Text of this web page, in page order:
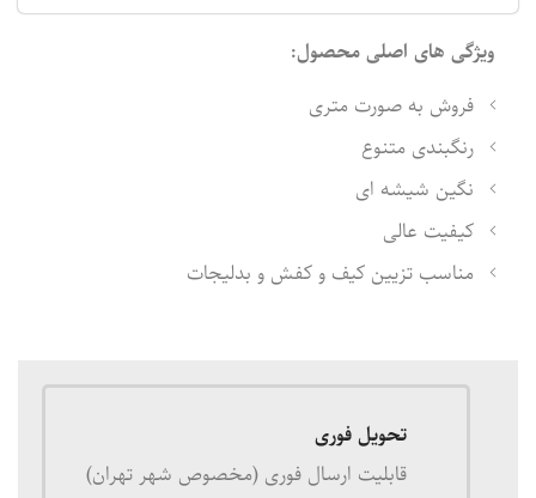
ویژگی های اصلی محصول:
فروش به صورت متری
رنگبندی متنوع
نگین شیشه ای
کیفیت عالی
مناسب تزیین کیف و کفش و بدلیجات
تحویل فوری
قابلیت ارسال فوری (مخصوص شهر تهران)